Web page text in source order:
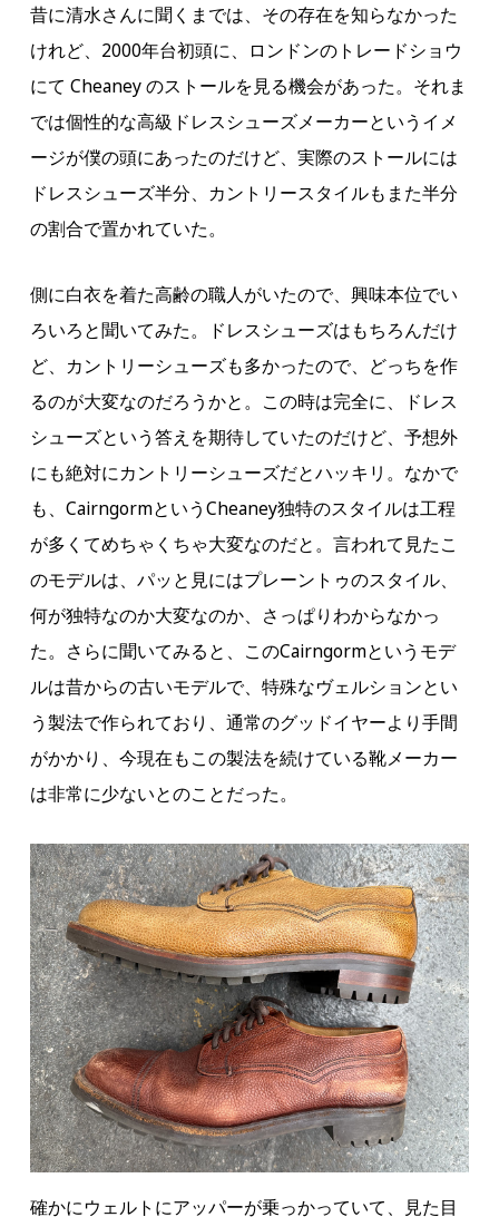
昔に清水さんに聞くまでは、その存在を知らなかった
けれど、2000年台初頭に、ロンドンのトレードショウ
にて Cheaney のストールを見る機会があった。それま
では個性的な高級ドレスシューズメーカーというイメ
ージが僕の頭にあったのだけど、実際のストールには
ドレスシューズ半分、カントリースタイルもまた半分
の割合で置かれていた。
側に白衣を着た高齢の職人がいたので、興味本位でい
ろいろと聞いてみた。ドレスシューズはもちろんだけ
ど、カントリーシューズも多かったので、どっちを作
るのが大変なのだろうかと。この時は完全に、ドレス
シューズという答えを期待していたのだけど、予想外
にも絶対にカントリーシューズだとハッキリ。なかで
も、CairngormというCheaney独特のスタイルは工程
が多くてめちゃくちゃ大変なのだと。言われて見たこ
のモデルは、パッと見にはプレーントゥのスタイル、
何が独特なのか大変なのか、さっぱりわからなかっ
た。さらに聞いてみると、このCairngormというモデ
ルは昔からの古いモデルで、特殊なヴェルションとい
う製法で作られており、通常のグッドイヤーより手間
がかかり、今現在もこの製法を続けている靴メーカー
は非常に少ないとのことだった。
確かにウェルトにアッパーが乗っかっていて、見た目